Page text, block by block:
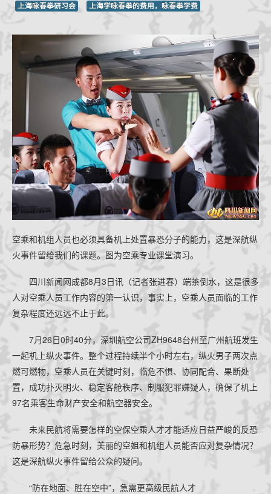
名家论拳
档案查询
报名学习
招生简章
体系制度
上海咏春拳研习会
上海学咏春拳的费用，咏春拳学费
空乘和机组人员也必须具备机上处置暴恐分子的能力，这是深航纵
火事件留给我们的课题。图为空乘专业课堂演习。
四川新闻网成都8月3日讯（记者张进春）端茶倒水，这是很多
人对空乘人员工作内容的第一认识，事实上，空乘人员面临的工作
复杂程度还远远不止于此。
7月26日0时40分，深圳航空公司ZH9648台州至广州航班发生
一起机上纵火事件。整个过程持续半个小时左右，纵火男子两次点
燃可燃物，空乘人员在关键时刻，临危不惧、协同配合、果断处
置，成功扑灭明火、稳定客舱秩序、制服犯罪嫌疑人，确保了机上
97名乘客生命财产安全和航空器安全。
未来民航将需要怎样的空保空乘人才才能适应日益严峻的反恐
防暴形势？危急时刻，美丽的空姐和机组人员能否应对复杂情况？
这是深航纵火事件留给公众的疑问。
“防在地面、胜在空中”，急需更高级民航人才